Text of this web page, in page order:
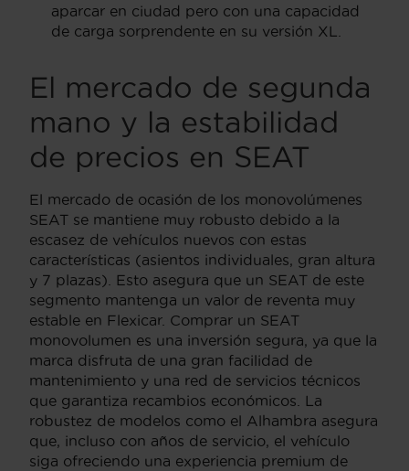
aparcar en ciudad pero con una capacidad
de carga sorprendente en su versión XL.
El mercado de segunda
mano y la estabilidad
de precios en SEAT
El mercado de ocasión de los monovolúmenes
SEAT se mantiene muy robusto debido a la
escasez de vehículos nuevos con estas
características (asientos individuales, gran altura
y 7 plazas). Esto asegura que un SEAT de este
segmento mantenga un valor de reventa muy
estable en Flexicar. Comprar un SEAT
monovolumen es una inversión segura, ya que la
marca disfruta de una gran facilidad de
mantenimiento y una red de servicios técnicos
que garantiza recambios económicos. La
robustez de modelos como el Alhambra asegura
que, incluso con años de servicio, el vehículo
siga ofreciendo una experiencia premium de